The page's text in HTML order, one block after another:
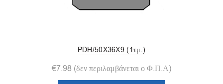
PDH/50X36X9 (1τμ.)
€7.98 (δεν περιλαμβάνεται ο Φ.Π.Α)